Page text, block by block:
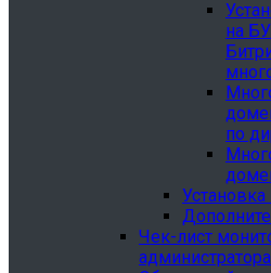
на
по
Чек-лист